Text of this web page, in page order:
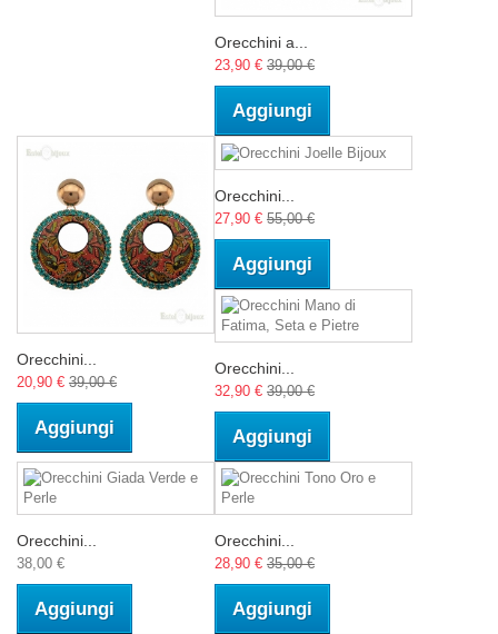
Orecchini a...
23,90 € 39,00 €
Aggiungi
Orecchini...
20,90 € 39,00 €
Aggiungi
Orecchini...
27,90 € 55,00 €
Aggiungi
Orecchini...
32,90 € 39,00 €
Aggiungi
Orecchini...
38,00 €
Aggiungi
Orecchini...
28,90 € 35,00 €
Aggiungi